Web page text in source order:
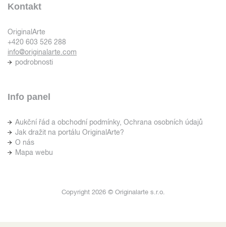
Kontakt
OriginalArte
+420 603 526 288
info@originalarte.com
podrobnosti
Info panel
Aukční řád a obchodní podmínky, Ochrana osobních údajů
Jak dražit na portálu OriginalArte?
O nás
Mapa webu
Copyright 2026 © Originalarte s.r.o.